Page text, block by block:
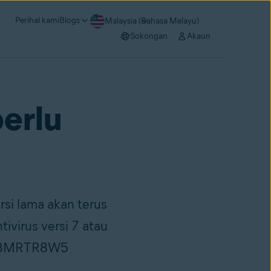
Perihal kamiBlogs
Malaysia (Bahasa Melayu)
Sokongan
Akaun
lama akan terus
versi 7 atau